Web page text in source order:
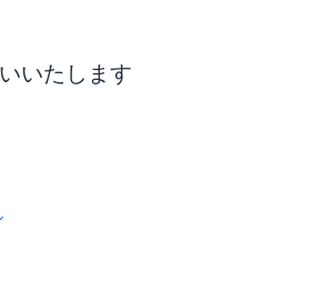
いたします